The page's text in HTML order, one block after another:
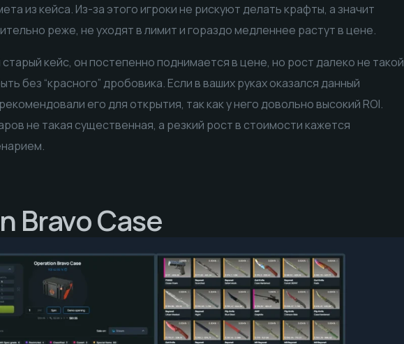
из кейса. Из-за этого игроки не рискуют делать крафты, а значит
реже, не уходят в лимит и гораздо медленнее растут в цене.
кейс, он постепенно поднимается в цене, но рост далеко не такой
без “красного” дробовика. Если в ваших руках оказался данный
его для открытия, так как у него довольно высокий ROI.
не такая существенная, а резкий рост в стоимости кажется
Bravo Case